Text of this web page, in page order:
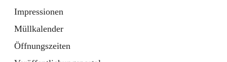
Impressionen
Müllkalender
Öffnungszeiten
Bürgerservice
10 Schnellzugriffe